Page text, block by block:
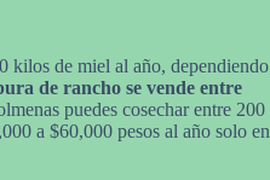
kilos de miel al año, dependiendo
de rancho se vende entre
puedes cosechar entre 200
a $60,000 pesos al año solo en